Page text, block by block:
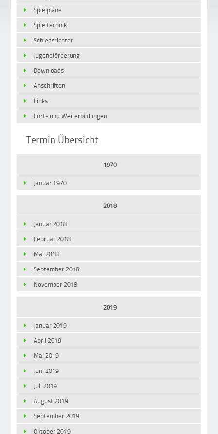
Spielpläne
Spieltechnik
Schiedsrichter
Jugendförderung
Downloads
Anschriften
Links
Fort- und Weiterbildungen
Termin Übersicht
1970
Januar 1970
2018
Januar 2018
Februar 2018
Mai 2018
September 2018
November 2018
2019
Januar 2019
April 2019
Mai 2019
Juni 2019
Juli 2019
August 2019
September 2019
Oktober 2019